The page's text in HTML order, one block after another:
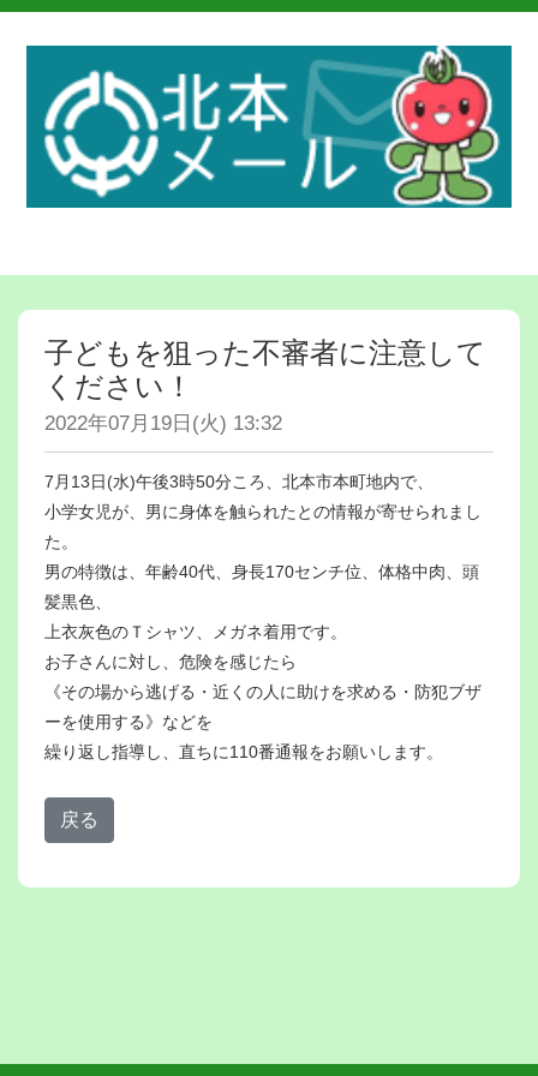
子どもを狙った不審者に注意して
ください！
2022年07月19日(火) 13:32
7月13日(水)午後3時50分ころ、北本市本町地内で、
小学女児が、男に身体を触られたとの情報が寄せられまし
た。
男の特徴は、年齢40代、身長170センチ位、体格中肉、頭
髪黒色、
上衣灰色のＴシャツ、メガネ着用です。
お子さんに対し、危険を感じたら
《その場から逃げる・近くの人に助けを求める・防犯ブザ
ーを使用する》などを
繰り返し指導し、直ちに110番通報をお願いします。
戻る